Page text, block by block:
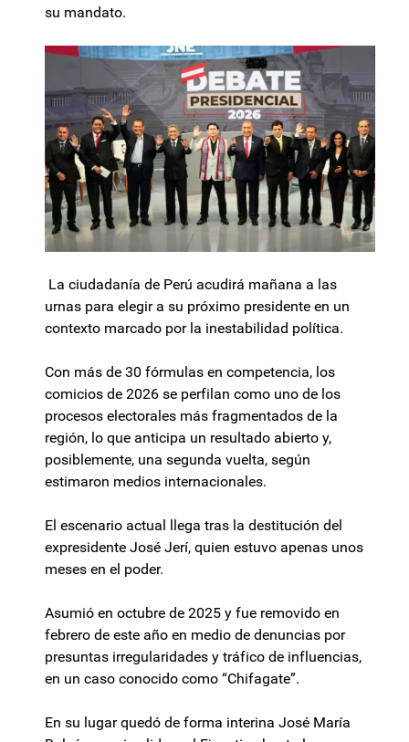
su mandato.
La ciudadanía de Perú acudirá mañana a las
urnas para elegir a su próximo presidente en un
contexto marcado por la inestabilidad política.
Con más de 30 fórmulas en competencia, los
comicios de 2026 se perfilan como uno de los
procesos electorales más fragmentados de la
región, lo que anticipa un resultado abierto y,
posiblemente, una segunda vuelta, según
estimaron medios internacionales.
El escenario actual llega tras la destitución del
expresidente José Jerí, quien estuvo apenas unos
meses en el poder.
Asumió en octubre de 2025 y fue removido en
febrero de este año en medio de denuncias por
presuntas irregularidades y tráfico de influencias,
en un caso conocido como “Chifagate”.
En su lugar quedó de forma interina José María